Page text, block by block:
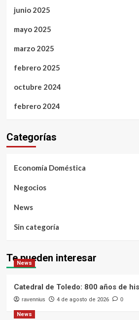
junio 2025
mayo 2025
marzo 2025
febrero 2025
octubre 2024
febrero 2024
Categorías
Economía Doméstica
Negocios
News
Sin categoría
Te pueden interesar
News
Catedral de Toledo: 800 años de
ravennius 4 de agosto de 2026 0
News